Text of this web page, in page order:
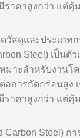
าคาสูงกว่า แต่
ดวัสดุและประเ
Steel) เป็น
มาะสำหรับงา
การกัดกร่อนสูง
าคาสูงกว่า แต่
Carbon Steel)